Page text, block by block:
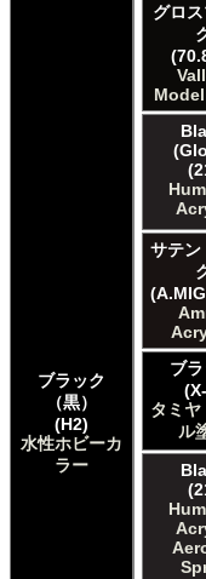
ICM ICM Paints
Lifecolor
Meng Meng
Mig Jimenez
Mig Jimenez
Mission Models
Mr. Paint MRP
Repear
Revell of
Revell of
Revell of
Testors of
Testors of
Enamel
The Army
The Army
The Army
The Army
The Scale
The Scale
Xtracolor
ガイアノーツ ガ
ブラック
（黒）
(H2)
水性ホビーカ
ラー
グロ
サテン
ブ
タミヤ
ル